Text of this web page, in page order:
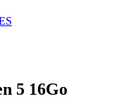
5 16Go